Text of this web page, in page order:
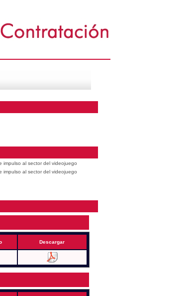
impulso al sector del videojuego
impulso al sector del videojuego
Descargar